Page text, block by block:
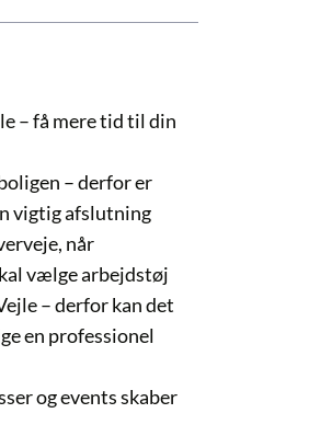
– få mere tid til din
– derfor er
vigtig afslutning
når
vælge arbejdstøj
– derfor kan det
en professionel
og events skaber